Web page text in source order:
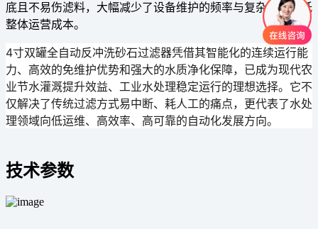
底且不易伤滤料，大幅减少了设备维护的频率与复杂性，降低
整体运营成本。
4寸双罐全自动反冲洗砂石过滤器凭借其智能化的连续运行能
力、高效的免维护优势和强大的水质净化保障，已成为现代农
业节水灌溉提升效益、工业水处理稳定运行的理想选择。它不
仅解决了传统过滤方式易中断、耗人工的痛点，更代表了水处
理领域向低运维、高效率、高可靠的自动化发展方向。
技术参数